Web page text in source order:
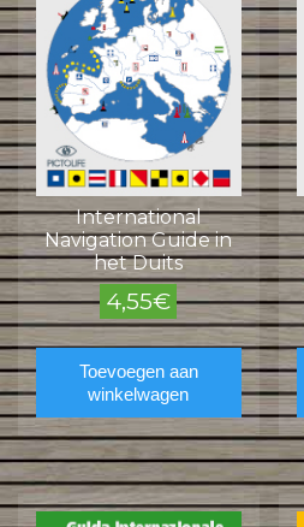
International
Navigation Guide in
het Duits
4,55€
Toevoegen aan
winkelwagen